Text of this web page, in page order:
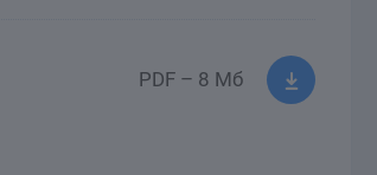
PDF – 8 Мб